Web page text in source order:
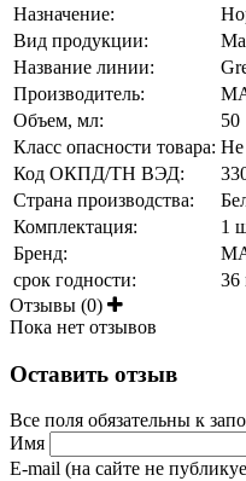
Назначение:
Вид продукции:
Название линии:
Производитель:
Объем, мл:
50
Класс опасности товара: Не
Код ОКПД/ТН ВЭД:
Страна производства:
Комплектация:
1
Бренд:
срок годности:
36
Отзывы (0)
Пока нет отзывов
Оставить отзыв
Все поля обязательны к
Имя
E-mail (на сайте не